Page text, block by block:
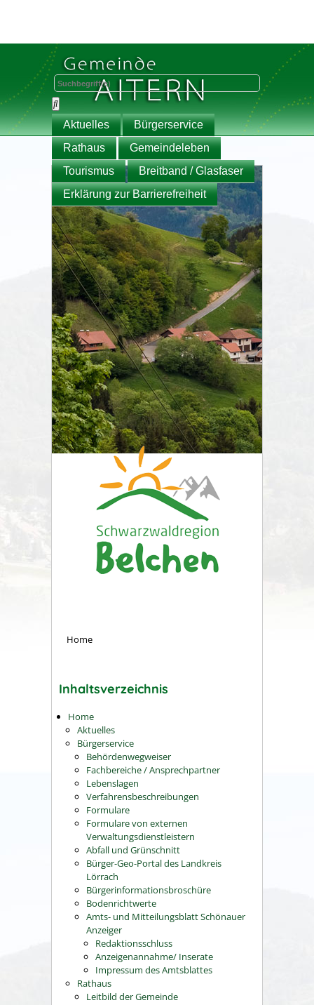
Aktuelles
Bürgerservice
Rathaus
Gemeindeleben
Tourismus
Breitband / Glasfaser
Erklärung zur Barrierefreiheit
Home
Inhaltsverzeichnis
Home
Aktuelles
Bürgerservice
Behördenwegweiser
Fachbereiche / Ansprechpartner
Lebenslagen
Verfahrensbeschreibungen
Formulare
Formulare von externen
Verwaltungsdienstleistern
Abfall und Grünschnitt
Bürger-Geo-Portal des Landkreis
Lörrach
Bürgerinformationsbroschüre
Bodenrichtwerte
Amts- und Mitteilungsblatt Schönauer
Anzeiger
Redaktionsschluss
Anzeigenannahme/ Inserate
Impressum des Amtsblattes
Rathaus
Leitbild der Gemeinde